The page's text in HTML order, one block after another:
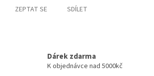
ZEPTAT SE SDÍLET
Dárek zdarma
K objednávce nad 5000kč